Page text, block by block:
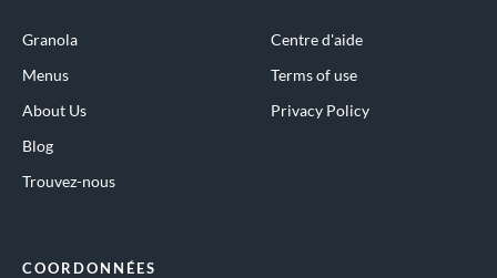
Granola
Menus
About Us
Blog
Trouvez-nous
Centre d'aide
Terms of use
Privacy Policy
COORDONNÉES